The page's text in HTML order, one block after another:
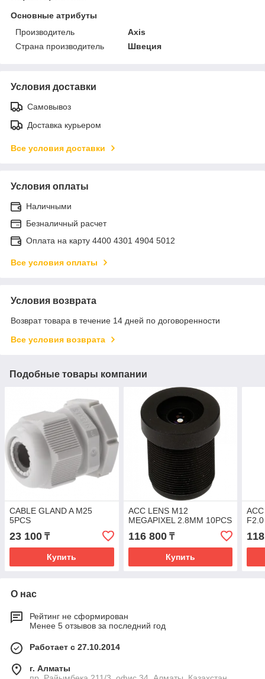
Основные атрибуты
Производитель
Axis
Страна производитель
Швеция
Условия доставки
Самовывоз
Доставка курьером
Все условия доставки
Условия оплаты
Наличными
Безналичный расчет
Оплата на карту 4400 4301 4904 5012
Все условия оплаты
Условия возврата
Возврат товара в течение 14 дней по договоренности
Все условия возврата
Подобные товары компании
CABLE GLAND A M25
5PCS
23 100 ₸
Купить
ACC LENS M12
MEGAPIXEL 2.8MM 10PCS
116 800₸
Купить
О нас
Рейтинг не сформирован
Менее 5 отзывов за последний год
Работает с 27.10.2014
г. Алматы